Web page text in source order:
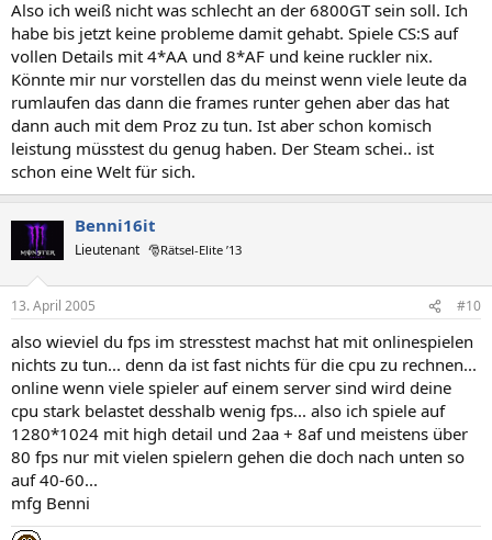
Also ich weiß nicht was schlecht an der 6800GT sein soll. Ich
habe bis jetzt keine probleme damit gehabt. Spiele CS:S auf
vollen Details mit 4*AA und 8*AF und keine ruckler nix.
Könnte mir nur vorstellen das du meinst wenn viele leute da
rumlaufen das dann die frames runter gehen aber das hat
dann auch mit dem Proz zu tun. Ist aber schon komisch
leistung müsstest du genug haben. Der Steam schei.. ist
schon eine Welt für sich.
Benni16it
Lieutenant 🎅Rätsel-Elite ’13
13. April 2005 #10
also wieviel du fps im stresstest machst hat mit onlinespielen
nichts zu tun... denn da ist fast nichts für die cpu zu rechnen...
online wenn viele spieler auf einem server sind wird deine
cpu stark belastet desshalb wenig fps... also ich spiele auf
1280*1024 mit high detail und 2aa + 8af und meistens über
80 fps nur mit vielen spielern gehen die doch nach unten so
auf 40-60...
mfg Benni